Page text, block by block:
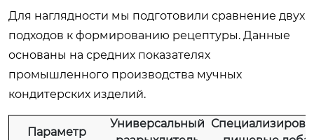
Для наглядности мы подготовили сравнение двух
подходов к формированию рецептуры. Данные
основаны на средних показателях
промышленного производства мучных
кондитерских изделий.
Параметр
Универсальный